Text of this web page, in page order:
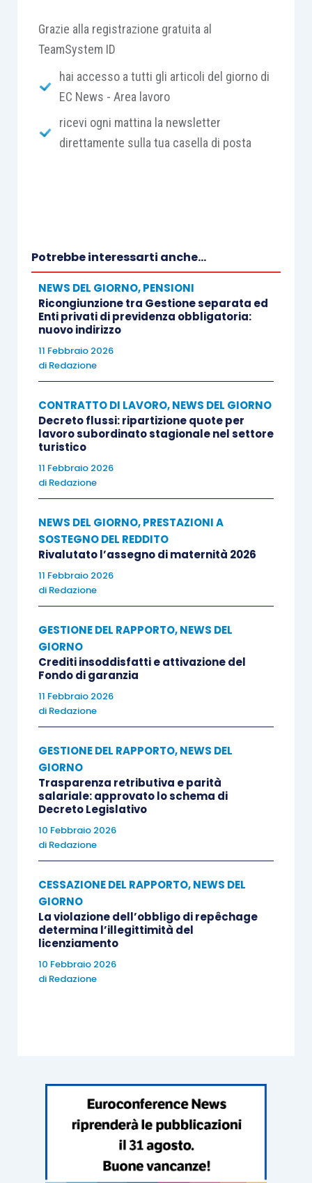
Grazie alla registrazione gratuita al
TeamSystem ID
hai accesso a tutti gli articoli del giorno di
EC News - Area lavoro
ricevi ogni mattina la newsletter
direttamente sulla tua casella di posta
Potrebbe interessarti anche...
NEWS DEL GIORNO,PENSIONI
Ricongiunzione tra Gestione separata ed
Enti privati di previdenza obbligatoria:
nuovo indirizzo
11 Febbraio 2026
di Redazione
CONTRATTO DI LAVORO,NEWS DEL GIORNO
Decreto flussi: ripartizione quote per
lavoro subordinato stagionale nel settore
turistico
11 Febbraio 2026
di Redazione
NEWS DEL GIORNO,PRESTAZIONI A
SOSTEGNO DEL REDDITO
Rivalutato l’assegno di maternità 2026
11 Febbraio 2026
di Redazione
GESTIONE DEL RAPPORTO,NEWS DEL
GIORNO
Crediti insoddisfatti e attivazione del
Fondo di garanzia
11 Febbraio 2026
di Redazione
GESTIONE DEL RAPPORTO,NEWS DEL
GIORNO
Trasparenza retributiva e parità
salariale: approvato lo schema di
Decreto Legislativo
10 Febbraio 2026
di Redazione
CESSAZIONE DEL RAPPORTO,NEWS DEL
GIORNO
La violazione dell’obbligo di repêchage
determina l’illegittimità del
licenziamento
10 Febbraio 2026
di Redazione